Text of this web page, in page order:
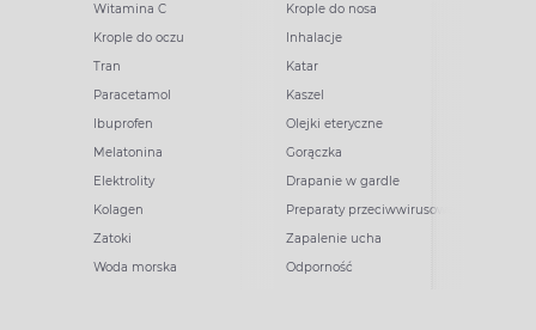
Witamina C
Krople do oczu
Tran
Paracetamol
Ibuprofen
Melatonina
Elektrolity
Kolagen
Zatoki
Woda morska
Krople do nosa
Inhalacje
Katar
Kaszel
Olejki eteryczne
Gorączka
Drapanie w gardle
Preparaty przeciwwirusowe
Zapalenie ucha
Odporność